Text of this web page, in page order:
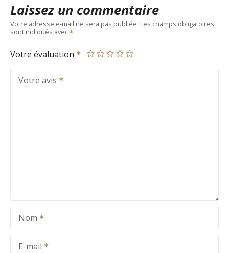
Laissez un commentaire
Votre adresse e-mail ne sera pas publiée. Les champs obligatoires
sont indiqués avec
Votre évaluation
Votre avis
Nom
E-mail